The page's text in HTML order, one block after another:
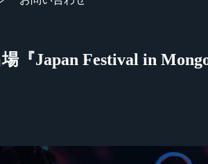
『Japan Festival in